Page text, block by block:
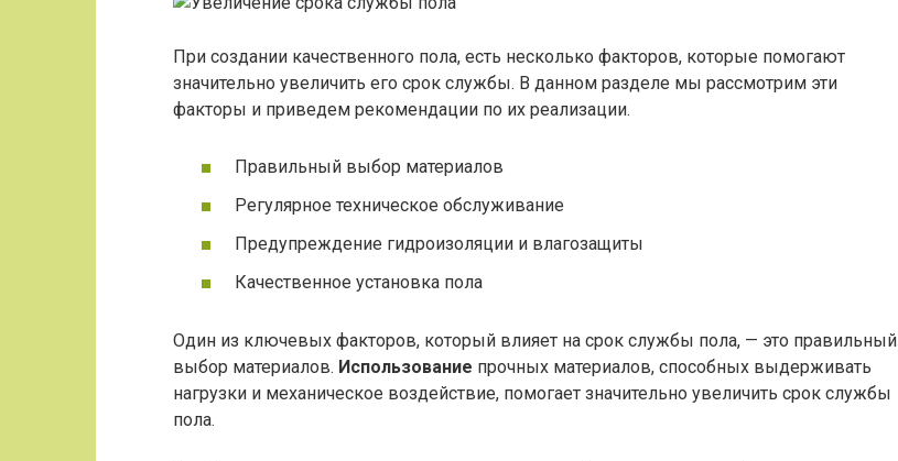
При создании качественного пола, есть несколько факторов, которые помогают
значительно увеличить его срок службы. В данном разделе мы рассмотрим эти
факторы и приведем рекомендации по их реализации.
Правильный выбор материалов
Регулярное техническое обслуживание
Предупреждение гидроизоляции и влагозащиты
Качественное установка пола
Один из ключевых факторов, который влияет на срок службы пола, — это правильный
выбор материалов. Использование прочных материалов, способных выдерживать
нагрузки и механическое воздействие, помогает значительно увеличить срок службы
пола.